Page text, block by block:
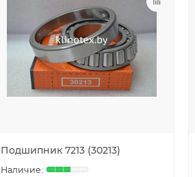
Подшипник 7213 (30213)